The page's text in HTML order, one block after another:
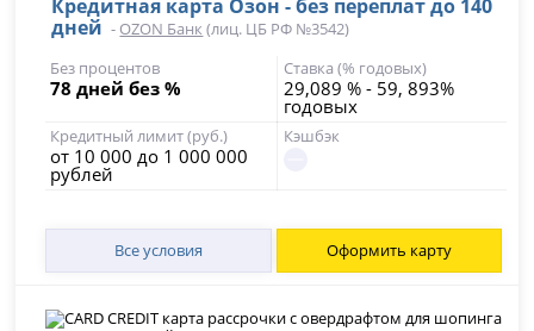
Кредитная карта Озон - без переплат до 140
дней - OZON Банк (лиц. ЦБ РФ №3542)
Без процентов
78 дней без %
Ставка (% годовых)
29,089 % - 59, 893%
годовых
Кредитный лимит (руб.)
от 10 000 до 1 000 000
рублей
Кэшбэк
Все условия Оформить карту